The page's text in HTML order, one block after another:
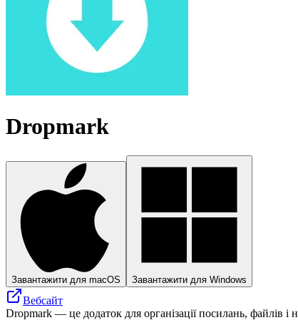
Dropmark
Завантажити для macOS Завантажити для Windows
Вебсайт
Dropmark — це додаток для організації посилань, файлів і